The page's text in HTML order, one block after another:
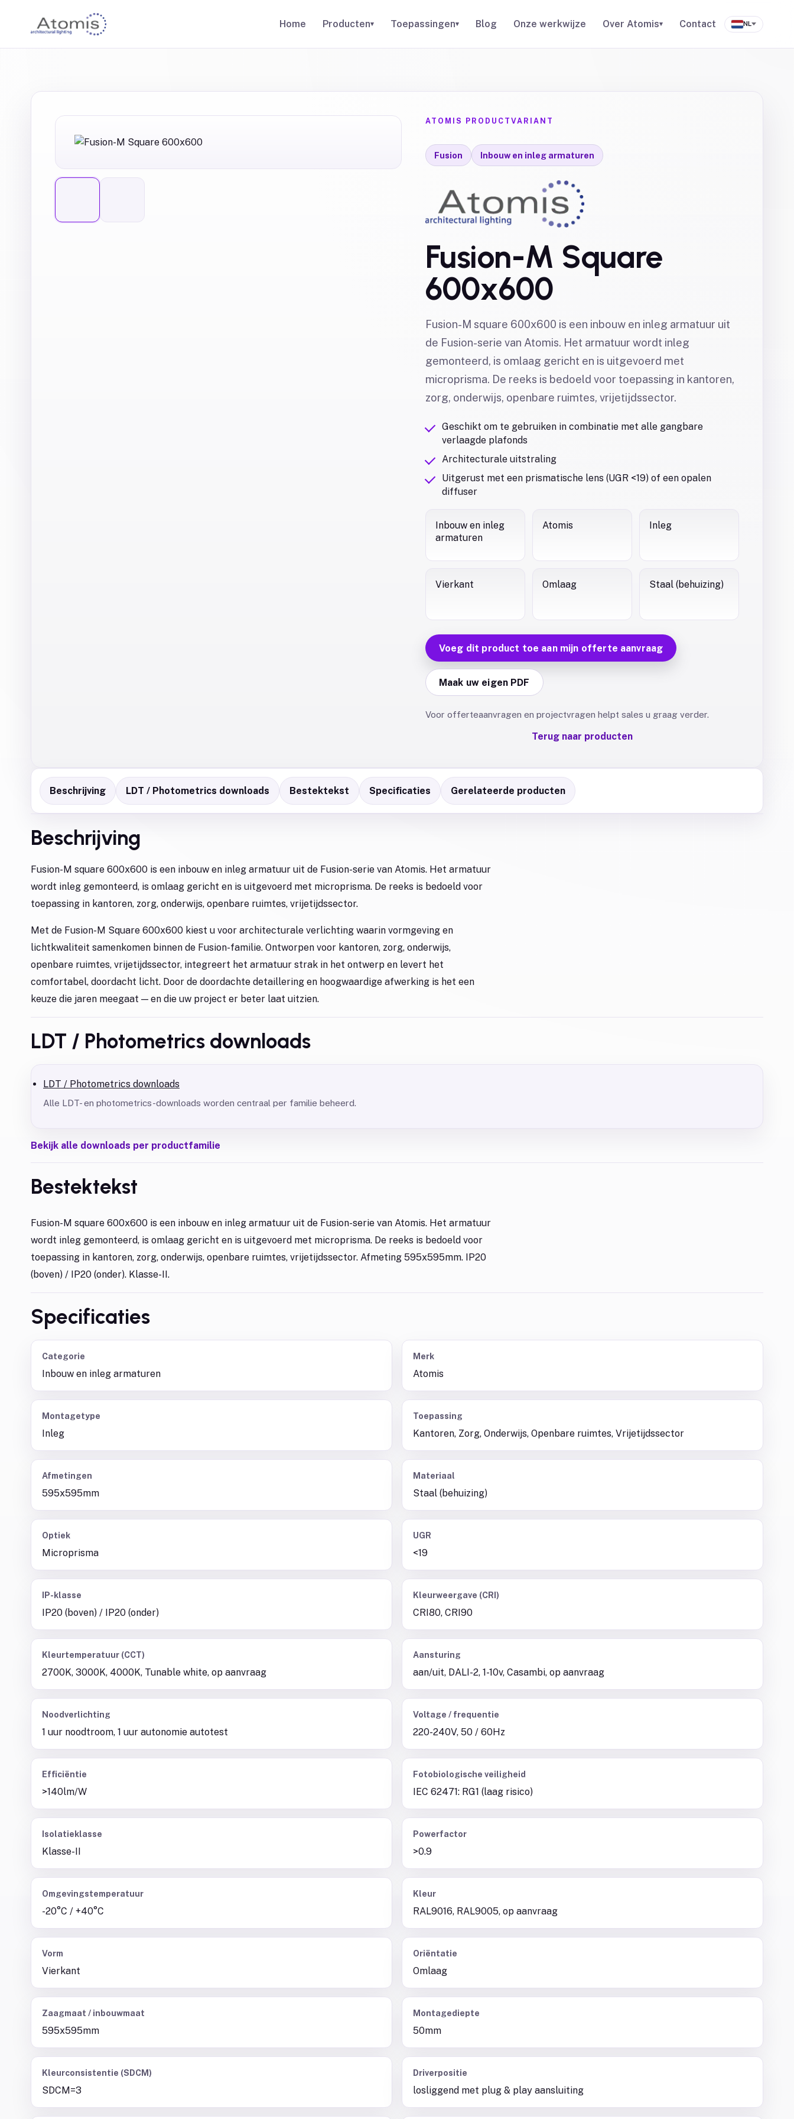
Home Producten▾ Toepassingen▾ Blog Onze werkwijze Over Atomis▾ Contact NL
ATOMIS PRODUCTVARIANT
Fusion Inbouw en inleg armaturen
Fusion-M Square
600x600
Fusion-M square 600x600 is een inbouw en inleg armatuur uit
de Fusion-serie van Atomis. Het armatuur wordt inleg
gemonteerd, is omlaag gericht en is uitgevoerd met
microprisma. De reeks is bedoeld voor toepassing in kantoren,
zorg, onderwijs, openbare ruimtes, vrijetijdssector.
Geschikt om te gebruiken in combinatie met alle gangbare
verlaagde plafonds
Architecturale uitstraling
Uitgerust met een prismatische lens (UGR <19) of een opalen
diffuser
Inbouw en inleg
armaturen
Atomis Inleg
Vierkant Omlaag Staal (behuizing)
Voeg dit product toe aan mijn offerte aanvraag
Maak uw eigen PDF
Voor offerteaanvragen en projectvragen helpt sales u graag verder.
Terug naar producten
Beschrijving LDT / Photometrics downloads Bestektekst Specificaties Gerelateerde producten
Beschrijving
Fusion-M square 600x600 is een inbouw en inleg armatuur uit de Fusion-serie van Atomis. Het armatuur
wordt inleg gemonteerd, is omlaag gericht en is uitgevoerd met microprisma. De reeks is bedoeld voor
toepassing in kantoren, zorg, onderwijs, openbare ruimtes, vrijetijdssector.
Met de Fusion-M Square 600x600 kiest u voor architecturale verlichting waarin vormgeving en
lichtkwaliteit samenkomen binnen de Fusion-familie. Ontworpen voor kantoren, zorg, onderwijs,
openbare ruimtes, vrijetijdssector, integreert het armatuur strak in het ontwerp en levert het
comfortabel, doordacht licht. Door de doordachte detaillering en hoogwaardige afwerking is het een
keuze die jaren meegaat — en die uw project er beter laat uitzien.
LDT / Photometrics downloads
LDT / Photometrics downloads
Alle LDT- en photometrics-downloads worden centraal per familie beheerd.
Bekijk alle downloads per productfamilie
Bestektekst
Fusion-M square 600x600 is een inbouw en inleg armatuur uit de Fusion-serie van Atomis. Het armatuur
wordt inleg gemonteerd, is omlaag gericht en is uitgevoerd met microprisma. De reeks is bedoeld voor
toepassing in kantoren, zorg, onderwijs, openbare ruimtes, vrijetijdssector. Afmeting 595x595mm. IP20
(boven) / IP20 (onder). Klasse-II.
Specificaties
Categorie
Inbouw en inleg armaturen
Merk
Atomis
Montagetype
Inleg
Toepassing
Kantoren, Zorg, Onderwijs, Openbare ruimtes, Vrijetijdssector
Afmetingen
595x595mm
Materiaal
Staal (behuizing)
Optiek
Microprisma
UGR
<19
IP-klasse
IP20 (boven) / IP20 (onder)
Kleurweergave (CRI)
CRI80, CRI90
Kleurtemperatuur (CCT)
2700K, 3000K, 4000K, Tunable white, op aanvraag
Aansturing
aan/uit, DALI-2, 1-10v, Casambi, op aanvraag
Noodverlichting
1 uur noodtroom, 1 uur autonomie autotest
Voltage / frequentie
220-240V, 50 / 60Hz
Efficiëntie
>140lm/W
Fotobiologische veiligheid
IEC 62471: RG1 (laag risico)
Isolatieklasse
Klasse-II
Powerfactor
>0.9
Omgevingstemperatuur
-20°C / +40°C
Kleur
RAL9016, RAL9005, op aanvraag
Vorm
Vierkant
Oriëntatie
Omlaag
Zaagmaat / inbouwmaat
595x595mm
Montagediepte
50mm
Kleurconsistentie (SDCM)
SDCM=3
Driverpositie
losliggend met plug & play aansluiting